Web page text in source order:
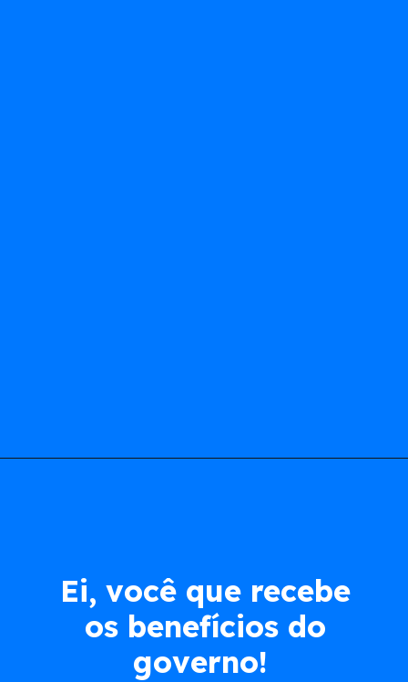
Ei, você que recebe
os benefícios do
governo!